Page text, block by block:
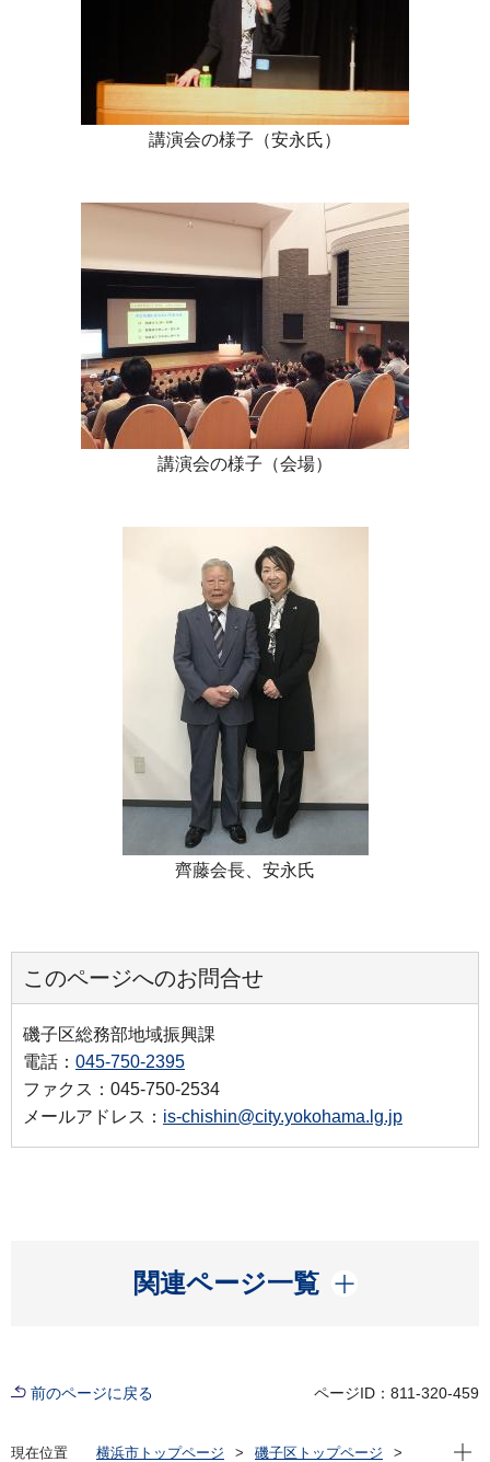
講演会の様子（安永氏）
講演会の様子（会場）
齊藤会長、安永氏
このページへのお問合せ
磯子区総務部地域振興課
電話： 045-750-2395
ファクス：045-750-2534
メールアドレス： is-chishin@city.yokohama.lg.jp
関連ページ一覧
開く
前のページに戻る ページID：811-320-459
現在位置 横浜市トップページ
磯子区トップページ
現在